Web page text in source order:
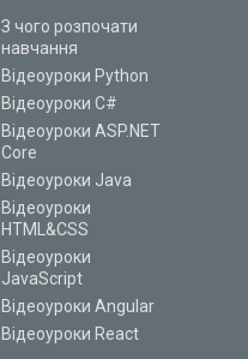
З чого розпочати
навчання
Відеоуроки Python
Відеоуроки C#
Відеоуроки ASP.NET
Core
Відеоуроки Java
Відеоуроки
HTML&CSS
Відеоуроки
JavaScript
Відеоуроки Angular
Відеоуроки React